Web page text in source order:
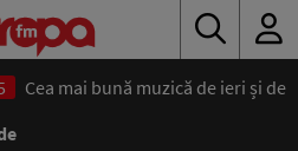
Cea mai bună muzică de ieri și de